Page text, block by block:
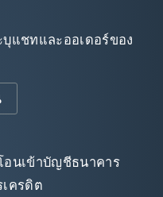
แชทและออเดอร์ของ
อนเข้าบัญชีธนาคาร
ครดิต